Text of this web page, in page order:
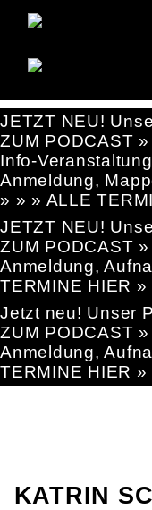
JETZT NEU!
ZUM PODCAST »
Info-
Anmeldung,
» » » ALLE
JETZT NEU!
ZUM PODCAST »
Anmeldung,
TERMINE HIER »
Jetzt neu! Unser
ZUM PODCAST »
Anmeldung,
TERMINE HIER »
KATRIN